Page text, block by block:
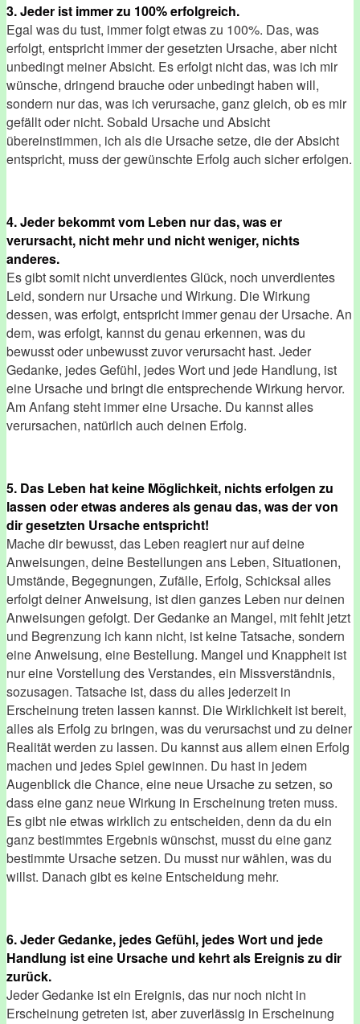
3. Jeder ist immer zu 100% erfolgreich.
Egal was du tust, immer folgt etwas zu 100%. Das, was
erfolgt, entspricht immer der gesetzten Ursache, aber nicht
unbedingt meiner Absicht. Es erfolgt nicht das, was ich mir
wünsche, dringend brauche oder unbedingt haben will,
sondern nur das, was ich verursache, ganz gleich, ob es mir
gefällt oder nicht. Sobald Ursache und Absicht
übereinstimmen, ich als die Ursache setze, die der Absicht
entspricht, muss der gewünschte Erfolg auch sicher erfolgen.
4. Jeder bekommt vom Leben nur das, was er
verursacht, nicht mehr und nicht weniger, nichts
anderes.
Es gibt somit nicht unverdientes Glück, noch unverdientes
Leid, sondern nur Ursache und Wirkung. Die Wirkung
dessen, was erfolgt, entspricht immer genau der Ursache. An
dem, was erfolgt, kannst du genau erkennen, was du
bewusst oder unbewusst zuvor verursacht hast. Jeder
Gedanke, jedes Gefühl, jedes Wort und jede Handlung, ist
eine Ursache und bringt die entsprechende Wirkung hervor.
Am Anfang steht immer eine Ursache. Du kannst alles
verursachen, natürlich auch deinen Erfolg.
5. Das Leben hat keine Möglichkeit, nichts erfolgen zu
lassen oder etwas anderes als genau das, was der von
dir gesetzten Ursache entspricht!
Mache dir bewusst, das Leben reagiert nur auf deine
Anweisungen, deine Bestellungen ans Leben, Situationen,
Umstände, Begegnungen, Zufälle, Erfolg, Schicksal alles
erfolgt deiner Anweisung, ist dien ganzes Leben nur deinen
Anweisungen gefolgt. Der Gedanke an Mangel, mit fehlt jetzt
und Begrenzung ich kann nicht, ist keine Tatsache, sondern
eine Anweisung, eine Bestellung. Mangel und Knappheit ist
nur eine Vorstellung des Verstandes, ein Missverständnis,
sozusagen. Tatsache ist, dass du alles jederzeit in
Erscheinung treten lassen kannst. Die Wirklichkeit ist bereit,
alles als Erfolg zu bringen, was du verursachst und zu deiner
Realität werden zu lassen. Du kannst aus allem einen Erfolg
machen und jedes Spiel gewinnen. Du hast in jedem
Augenblick die Chance, eine neue Ursache zu setzen, so
dass eine ganz neue Wirkung in Erscheinung treten muss.
Es gibt nie etwas wirklich zu entscheiden, denn da du ein
ganz bestimmtes Ergebnis wünschst, musst du eine ganz
bestimmte Ursache setzen. Du musst nur wählen, was du
willst. Danach gibt es keine Entscheidung mehr.
6. Jeder Gedanke, jedes Gefühl, jedes Wort und jede
Handlung ist eine Ursache und kehrt als Ereignis zu dir
zurück.
Jeder Gedanke ist ein Ereignis, das nur noch nicht in
Erscheinung getreten ist, aber zuverlässig in Erscheinung